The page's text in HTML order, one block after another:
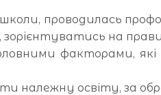
проводилась
на
факторами,
належну освіту, за